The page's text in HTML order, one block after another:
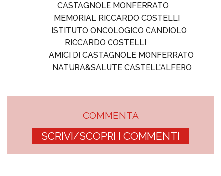
CASTAGNOLE MONFERRATO
MEMORIAL RICCARDO COSTELLI
ISTITUTO ONCOLOGICO CANDIOLO
RICCARDO COSTELLI
AMICI DI CASTAGNOLE MONFERRATO
NATURA&SALUTE CASTELL'ALFERO
COMMENTA
SCRIVI/SCOPRI I COMMENTI